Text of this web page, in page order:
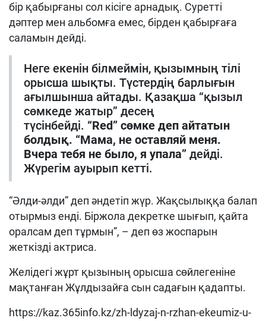
бір қабырғаны сол кісіге арнадық. Суретті
дәптер мен альбомға емес, бірден қабырғаға
саламын дейді.
Неге екенін білмеймін, қызымның тілі
орысша шықты. Түстердің барлығын
ағылшынша айтады. Қазақша “қызыл
сөмкеде жатыр” десең
түсінбейді. “Red” сөмке деп айтатын
болдық. “Мама, не оставляй меня.
Вчера тебя не было, я упала” дейді.
Жүрегім ауырып кетті.
“Әлди-әлди” деп әндетіп жүр. Жақсылыққа балап
отырмыз енді. Біржола декретке шығып, қайта
оралсам деп тұрмын”, – деп өз жоспарын
жеткізді актриса.
Желідегі жұрт қызының орысша сөйлегеніне
мақтанған Жұлдызайға сын садағын қадапты.
https://kaz.365info.kz/zh-ldyzaj-n-rzhan-ekeumiz-u-